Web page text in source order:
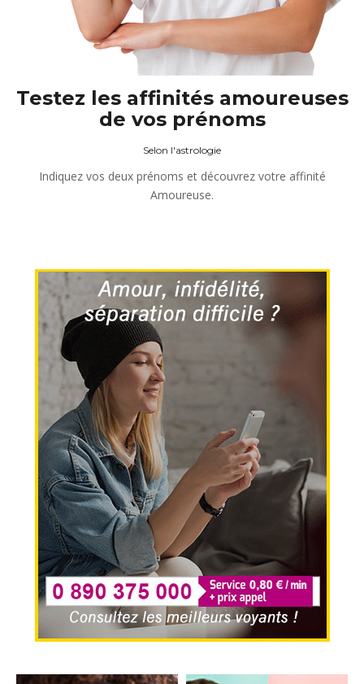
Testez les affinités amoureuses
de vos prénoms
Selon l'astrologie
Indiquez vos deux prénoms et découvrez votre affinité
Amoureuse.